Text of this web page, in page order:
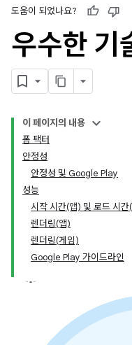
도움이 되었나요?
우수한 기
이 페이지의 내용
폼 팩터
안정성
안정성 및 Google Play
성능
시작 시간(앱) 및 로드 시간
렌더링(앱)
렌더링(게임)
Google Play 가이드라인